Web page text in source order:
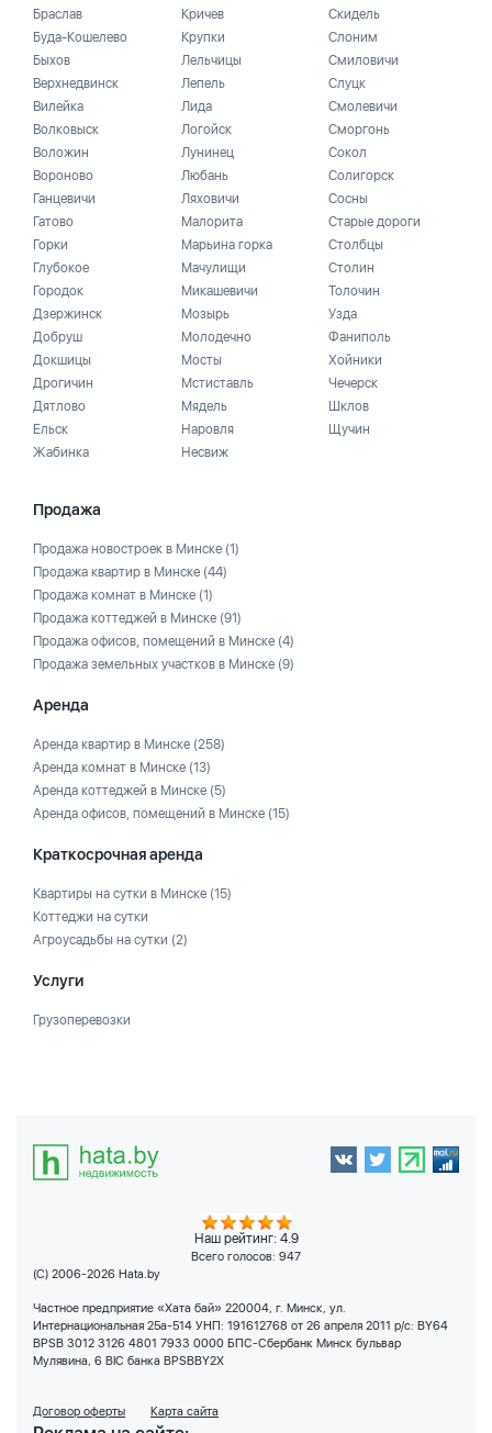
Браслав
Буда-Кошелево
Быхов
Верхнедвинск
Вилейка
Волковыск
Воложин
Вороново
Ганцевичи
Гатово
Горки
Глубокое
Городок
Дзержинск
Добруш
Докшицы
Дрогичин
Дятлово
Ельск
Жабинка
Кричев
Крупки
Лельчицы
Лепель
Лида
Логойск
Лунинец
Любань
Ляховичи
Малорита
Марьина горка
Мачулищи
Микашевичи
Мозырь
Молодечно
Мосты
Мстиставль
Мядель
Наровля
Несвиж
Скидель
Слоним
Смиловичи
Слуцк
Смолевичи
Сморгонь
Сокол
Солигорск
Сосны
Старые дороги
Столбцы
Столин
Толочин
Узда
Фаниполь
Хойники
Чечерск
Шклов
Щучин
Продажа
Продажа новостроек в Минске (1)
Продажа квартир в Минске (44)
Продажа комнат в Минске (1)
Продажа коттеджей в Минске (91)
Продажа офисов, помещений в Минске (4)
Продажа земельных участков в Минске (9)
Аренда
Аренда квартир в Минске (258)
Аренда комнат в Минске (13)
Аренда коттеджей в Минске (5)
Аренда офисов, помещений в Минске (15)
Краткосрочная аренда
Квартиры на сутки в Минске (15)
Коттеджи на сутки
Агроусадьбы на сутки (2)
Услуги
Грузоперевозки
Наш рейтинг: 4.9
Всего голосов: 947
(C) 2006-2026 Hata.by
Частное предприятие «Хата бай» 220004, г. Минск, ул.
Интернациональная 25а-514 УНП: 191612768 от 26 апреля 2011 р/с: BY64
BPSB 3012 3126 4801 7933 0000 БПС-Сбербанк Минск бульвар
Мулявина, 6 BIC банка BPSBBY2X
Договор оферты Карта сайта